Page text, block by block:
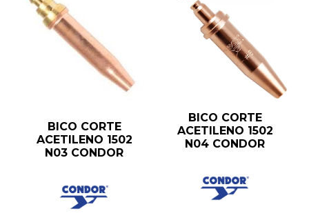
BICO CORTE
ACETILENO 1502
N03 CONDOR
BICO CORTE
ACETILENO 1502
N04 CONDOR